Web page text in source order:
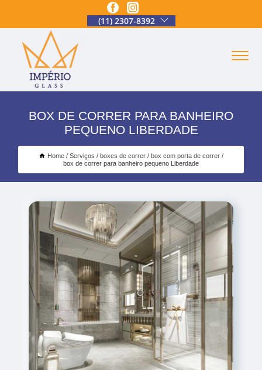
(11) 2307-8392
BOX DE CORRER PARA BANHEIRO
PEQUENO LIBERDADE
Home Serviços boxes de correr
box com porta de correr
box de correr para banheiro pequeno Liberdade